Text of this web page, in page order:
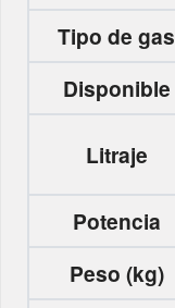
Tipo de gas
Disponible
Litraje
Potencia
Peso (kg)